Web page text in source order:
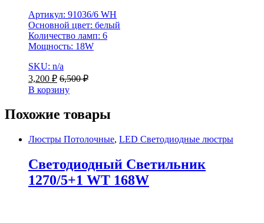
Артикул: 91036/6 WH
Основной цвет: белый
Количество ламп: 6
Мощность: 18W
SKU: n/a
3,200 ₽ 6,500₽
В корзину
Похожие товары
Люстры Потолочные, LED Светодиодные люстры
Светодиодный Светильник
1270/5+1 WT 168W